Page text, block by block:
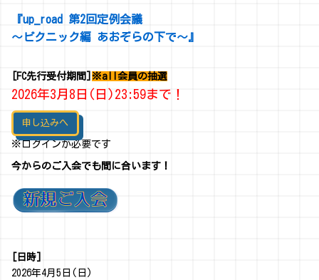
『up_road 第2回定例会議
～ピクニック編 あおぞらの下で～』
[FC先行受付期間] ※all会員の抽選
2026年3月8日(日)23:59まで！
申し込みへ
※ログインが必要です
今からのご入会でも間に合います！
[日時]
2026年4月5日(日)